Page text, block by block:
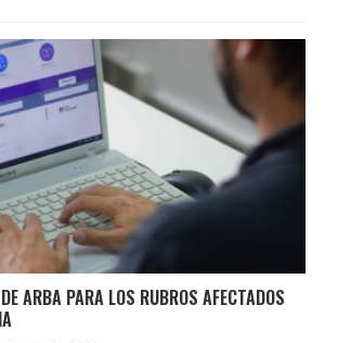
ARBA PARA LOS RUBROS AFECTADOS